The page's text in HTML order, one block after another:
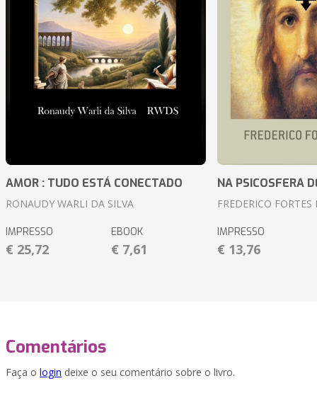
AMOR : TUDO ESTÁ CONECTADO
RONAUDY WARLI DA SILVA
IMPRESSO
€ 25,72
EBOOK
€ 7,61
NA PSICOSFERA
FREDERICO FORTES
IMPRESSO
€ 13,76
Comentários
Faça o login deixe o seu comentário sobre o livro.